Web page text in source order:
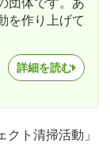
団体です。あ
を作り上げて
詳細を読む
ト清掃活動」